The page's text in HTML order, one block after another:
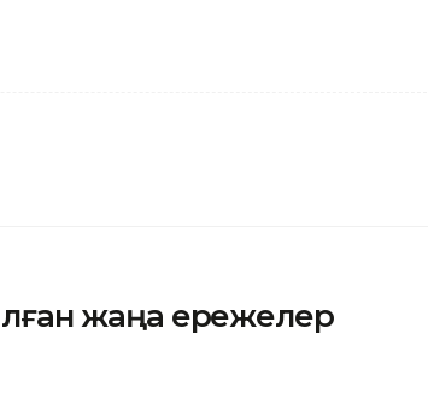
жаңа ережелер